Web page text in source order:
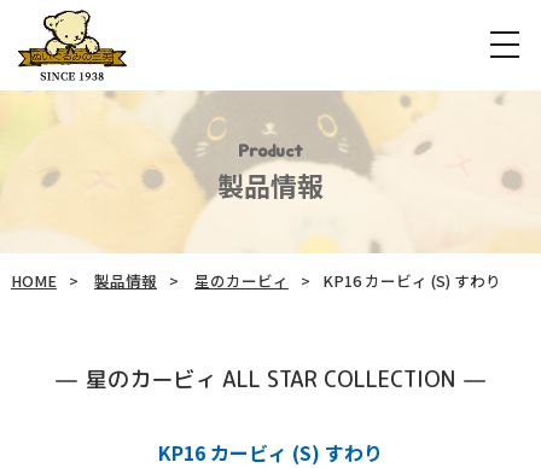
Product
製品情報
HOME 製品情報 星のカービィ KP16 カービィ (S) すわり
星のカービィ ALL STAR COLLECTION
KP16 カービィ (S) すわり